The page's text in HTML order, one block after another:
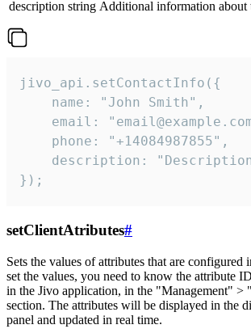
description string Additional information about
jivo_api.setContactInfo({
    name: "John Smith",
email:
    phone: "+14084987855",
description:
});
setClientAtributes#
Sets the values ​​of attributes that are configured
set the values, you need to know the attribute
in the Jivo application, in the "Management" >
section. The attributes will be displayed in the
panel and updated in real time.